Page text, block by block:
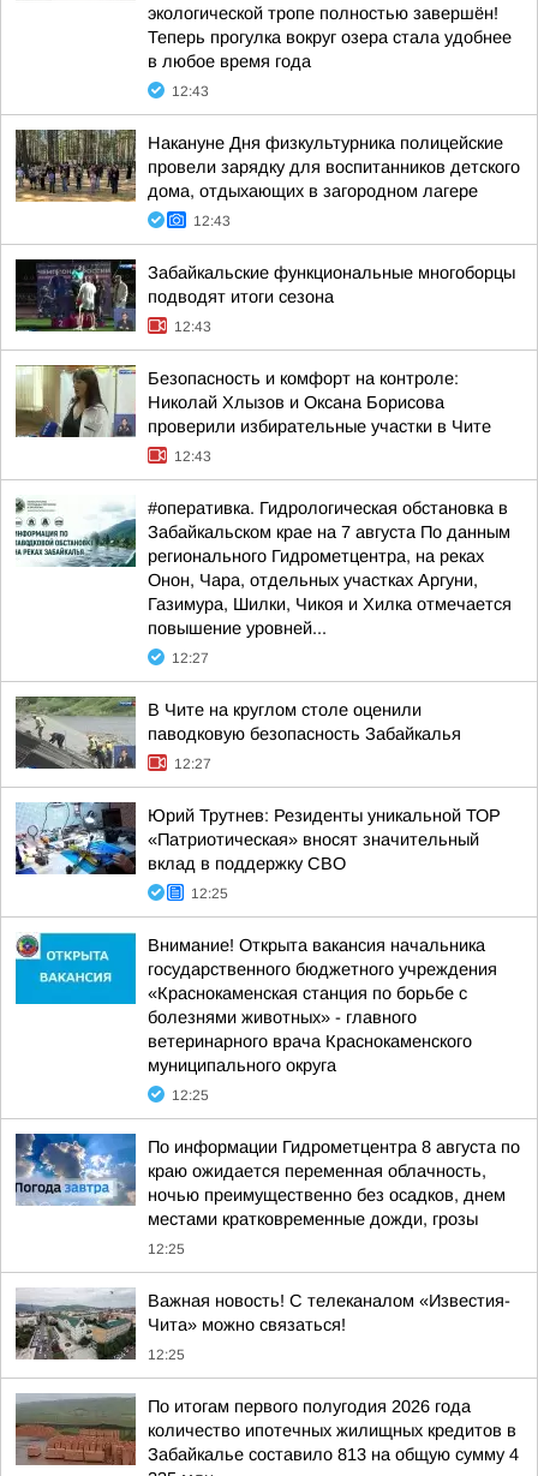
экологической тропе полностью завершён!
Теперь прогулка вокруг озера стала удобнее
в любое время года
12:43
Накануне Дня физкультурника полицейские
провели зарядку для воспитанников детского
дома, отдыхающих в загородном лагере
12:43
Забайкальские функциональные многоборцы
подводят итоги сезона
12:43
Безопасность и комфорт на контроле:
Николай Хлызов и Оксана Борисова
проверили избирательные участки в Чите
12:43
#оперативка. Гидрологическая обстановка в
Забайкальском крае на 7 августа По данным
регионального Гидрометцентра, на реках
Онон, Чара, отдельных участках Аргуни,
Газимура, Шилки, Чикоя и Хилка отмечается
повышение уровней...
12:27
В Чите на круглом столе оценили
паводковую безопасность Забайкалья
12:27
Юрий Трутнев: Резиденты уникальной ТОР
«Патриотическая» вносят значительный
вклад в поддержку СВО
12:25
Внимание! Открыта вакансия начальника
государственного бюджетного учреждения
«Краснокаменская станция по борьбе с
болезнями животных» - главного
ветеринарного врача Краснокаменского
муниципального округа
12:25
По информации Гидрометцентра 8 августа по
краю ожидается переменная облачность,
ночью преимущественно без осадков, днем
местами кратковременные дожди, грозы
12:25
Важная новость! С телеканалом «Известия-
Чита» можно связаться!
12:25
По итогам первого полугодия 2026 года
количество ипотечных жилищных кредитов в
Забайкалье составило 813 на общую сумму 4